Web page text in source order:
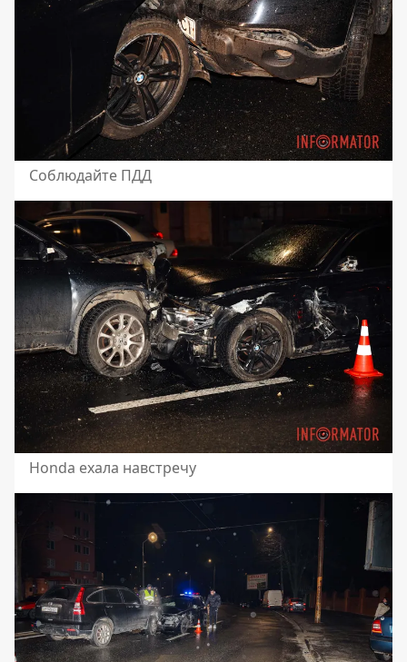
Соблюдайте ПДД
Honda ехала навстречу